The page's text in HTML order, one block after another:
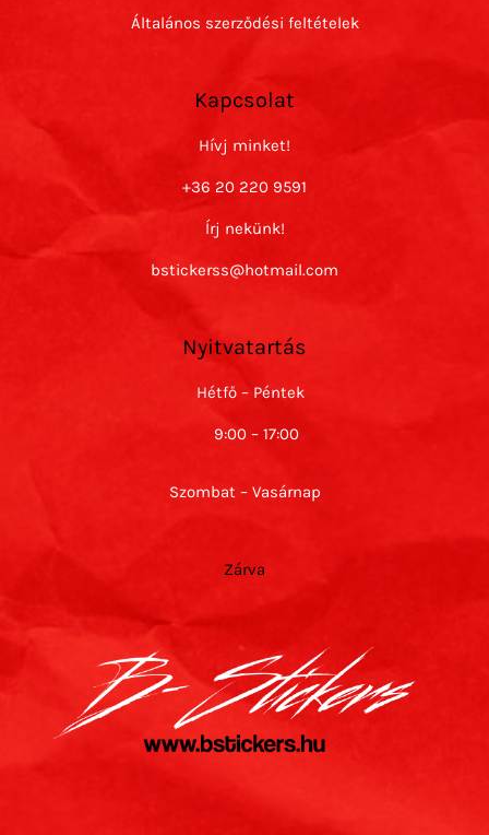
Általános szerződési feltételek
Kapcsolat
Hívj minket!
+36 20 220 9591
Írj nekünk!
bstickerss@hotmail.com
Nyitvatartás
Hétfő – Péntek
9:00 – 17:00
Szombat – Vasárnap
Zárva